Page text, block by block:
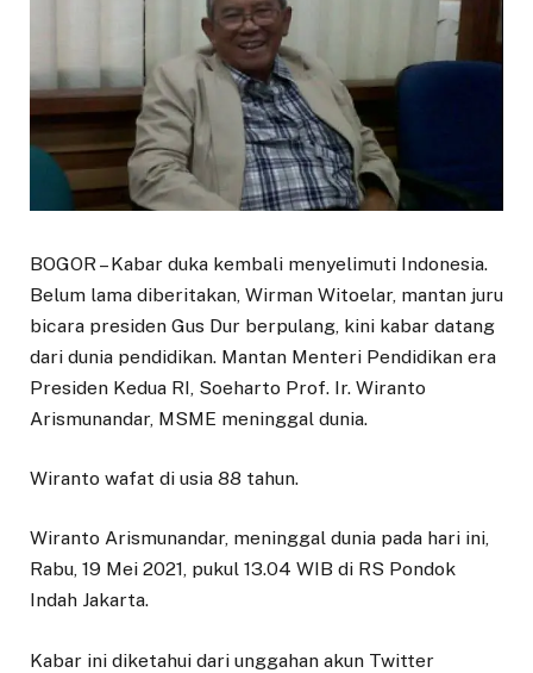
BOGOR – Kabar duka kembali menyelimuti Indonesia.
Belum lama diberitakan, Wirman Witoelar, mantan juru
bicara presiden Gus Dur berpulang, kini kabar datang
dari dunia pendidikan. Mantan Menteri Pendidikan era
Presiden Kedua RI, Soeharto Prof. Ir. Wiranto
Arismunandar, MSME meninggal dunia.
Wiranto wafat di usia 88 tahun.
Wiranto Arismunandar, meninggal dunia pada hari ini,
Rabu, 19 Mei 2021, pukul 13.04 WIB di RS Pondok
Indah Jakarta.
Kabar ini diketahui dari unggahan akun Twitter